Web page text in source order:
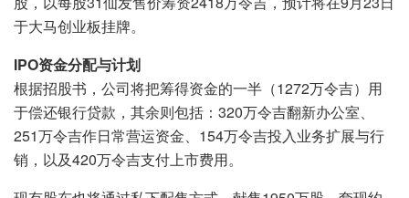
于大马创业板挂牌。
IPO资金分配与计划
根据招股书，公司将把筹得资金的一半（1272万令吉）用
于偿还银行贷款，其余则包括：320万令吉翻新办公室、
251万令吉作日常营运资金、154万令吉投入业务扩展与行
销，以及420万令吉支付上市费用。